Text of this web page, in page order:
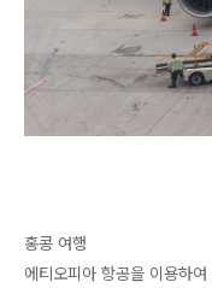
홍콩 여행
에티오피아 항공을 이용하여